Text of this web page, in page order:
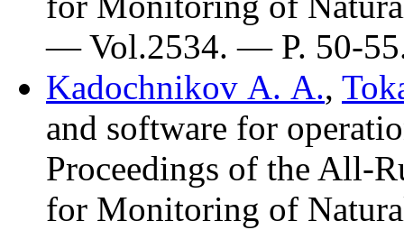
— Vol.2534. — P. 50-
Kadochnikov A. A.,
and software for
Proceedings of the All-
for Monitoring of